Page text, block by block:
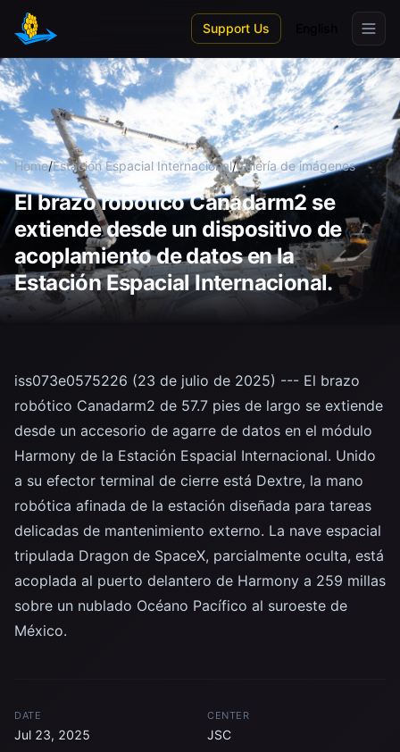
Skip to main content
Support Us
Home/Estación Espacial Internacional/Galería de imágenes
El brazo robótico Canadarm2 se
extiende desde un dispositivo de
acoplamiento de datos en la
Estación Espacial Internacional.
iss073e0575226 (23 de julio de 2025) --- El brazo
robótico Canadarm2 de 57.7 pies de largo se extiende
desde un accesorio de agarre de datos en el módulo
Harmony de la Estación Espacial Internacional. Unido
a su efector terminal de cierre está Dextre, la mano
robótica afinada de la estación diseñada para tareas
delicadas de mantenimiento externo. La nave espacial
tripulada Dragon de SpaceX, parcialmente oculta, está
acoplada al puerto delantero de Harmony a 259 millas
sobre un nublado Océano Pacífico al suroeste de
México.
DATE
Jul 23, 2025
CENTER
JSC